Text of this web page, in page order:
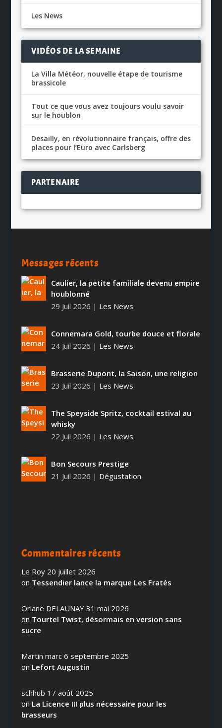
Les News
VIDÉOS DE LA SEMAINE
La Villa Météor, nouvelle étape de tourisme
brassicole
Tout ce que vous avez toujours voulu savoir
sur le houblon
Desailly, en révolutionnaire français, offre des
places pour l’Euro avec Carlsberg
PARTENAIRE
Messages récents
Caulier, la petite familiale devenu empire
houblonné
29 Juil 2026 | Les News
Connemara Gold, tourbe douce et florale
24 Juil 2026 | Les News
Brasserie Dupont, la Saison, une religion
23 Juil 2026 | Les News
The Speyside Spritz, cocktail estival au
whisky
22 Juil 2026 | Les News
Bon Secours Prestige
21 Juil 2026 | Dégustation
Commentaires récents
Le Roy 20 juillet 2026
on Tessendier lance la marque Les Fratés
Oriane DELAUNAY 31 mai 2026
on Tourtel Twist, désormais en version sans
sucre
Martin marc 6 septembre 2025
on Lefort Augustin
schhub 17 août 2025
on La Licence III plus nécessaire pour les
brasseurs